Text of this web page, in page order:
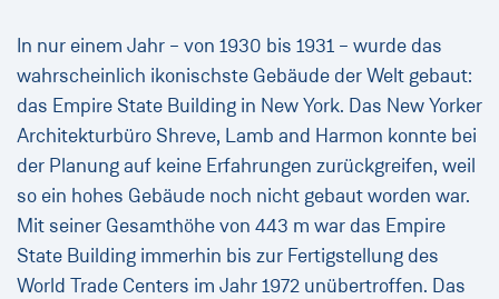
In nur einem Jahr – von 1930 bis 1931 – wurde das
wahrscheinlich ikonischste Gebäude der Welt gebaut:
das Empire State Building in New York. Das New Yorker
Architekturbüro Shreve, Lamb and Harmon konnte bei
der Planung auf keine Erfahrungen zurückgreifen, weil
so ein hohes Gebäude noch nicht gebaut worden war.
Mit seiner Gesamthöhe von 443 m war das Empire
State Building immerhin bis zur Fertigstellung des
World Trade Centers im Jahr 1972 unübertroffen. Das